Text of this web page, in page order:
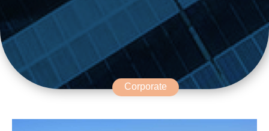
Corporate